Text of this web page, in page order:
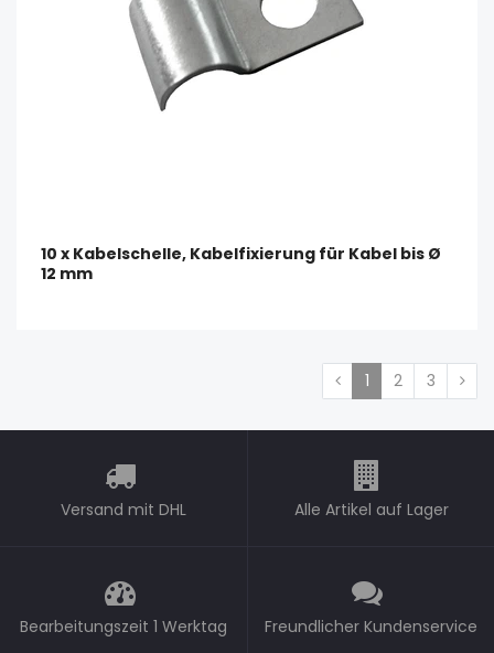
10 x Kabelschelle, Kabelfixierung für Kabel bis Ø
12 mm
1 2 3
Versand mit DHL Alle Artikel auf Lager
Bearbeitungszeit 1 Werktag Freundlicher Kundenservice